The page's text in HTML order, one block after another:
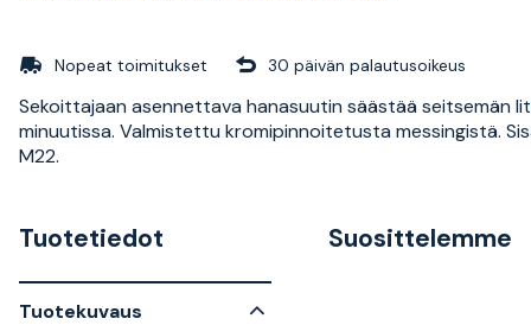
Nopeat toimitukset 30 päivän palautusoikeus
Sekoittajaan asennettava hanasuutin säästää seitsemän
minuutissa. Valmistettu kromipinnoitetusta messingistä.
M22.
Tuotetiedot
Tuotekuvaus
Suosittelemme